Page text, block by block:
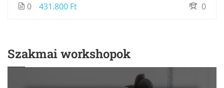
0 0
431.800 Ft
Szakmai workshopok